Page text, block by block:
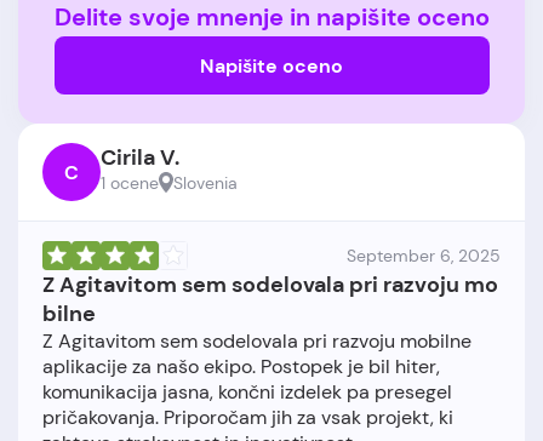
Delite svoje mnenje in napišite oceno
Napišite oceno
C Cirila V.
1 ocene Slovenia
September 6, 2025
Z Agitavitom sem sodelovala pri razvoju mo
bilne
Z Agitavitom sem sodelovala pri razvoju mobilne
aplikacije za našo ekipo. Postopek je bil hiter,
komunikacija jasna, končni izdelek pa presegel
pričakovanja. Priporočam jih za vsak projekt, ki